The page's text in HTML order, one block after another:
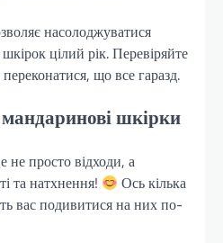
насолоджуватися
цілий рік. Перевіряйте
що все гаразд.
шкірки
просто відходи, а
та натхнення!
Ось кілька
вас подивитися на них по-